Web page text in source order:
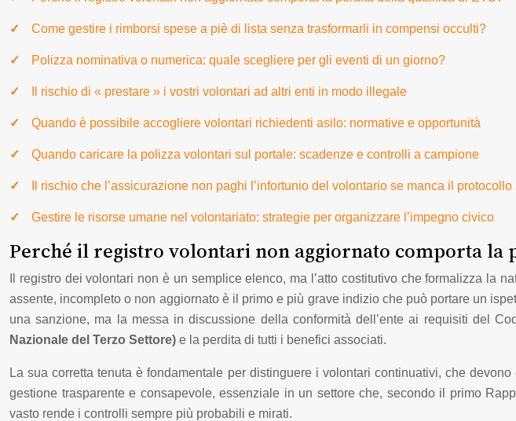
Come gestire i rimborsi spese a piè di lista senza trasformarli in compensi occulti?
Polizza nominativa o numerica: quale scegliere per gli eventi di un giorno?
Il rischio di « prestare » i vostri volontari ad altri enti in modo illegale
Quando è possibile accogliere volontari richiedenti asilo: normative e opportunità
Quando caricare la polizza volontari sul portale: scadenze e controlli a campione
Il rischio che l’assicurazione non paghi l’infortunio del volontario se manca il protocollo
Gestire le risorse umane nel volontariato: strategie per organizzare l’impegno civico
Perché il registro volontari non aggiornato comporta la
Il registro dei volontari non è un semplice elenco, ma l’atto costitutivo che formalizza la
assente, incompleto o non aggiornato è il primo e più grave indizio che può portare un
una sanzione, ma la messa in discussione della conformità dell’ente ai requisiti del
Nazionale del Terzo Settore) e la perdita di tutti i benefici associati.
La sua corretta tenuta è fondamentale per distinguere i volontari continuativi, che
gestione trasparente e consapevole, essenziale in un settore che, secondo il primo
vasto rende i controlli sempre più probabili e mirati.